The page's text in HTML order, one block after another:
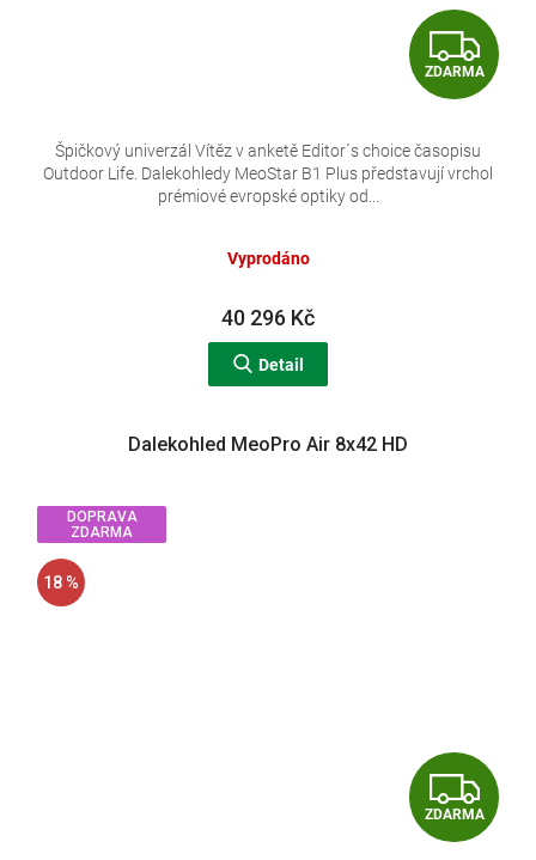
Z
D
A
R
ZDARMA
Vyprodáno
40 296 Kč
Detail
Špičkový univerzál Vítěz v anketě Editor´s choice časopisu
Outdoor Life. Dalekohledy MeoStar B1 Plus představují vrchol
prémiové evropské optiky od...
DOPRAVA
ZDARMA
18 %
Z
D
ZDARMA
Dalekohled MeoPro Air 8x42 HD